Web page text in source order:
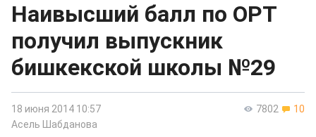
Наивысший балл по ОРТ
получил выпускник
бишкекской школы №29
7802 10
18 июня 2014 10:57
Асель Шабданова